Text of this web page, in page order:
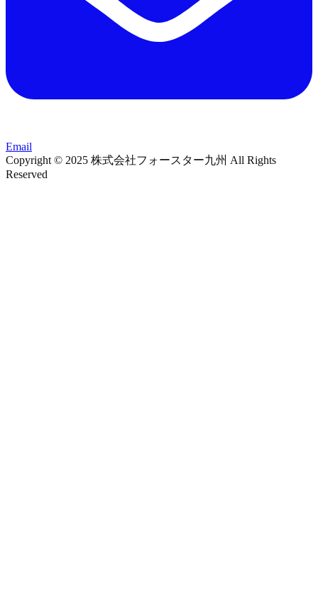
Email
Copyright © 2025 株式会社フォースター九州 All Rights
Reserved